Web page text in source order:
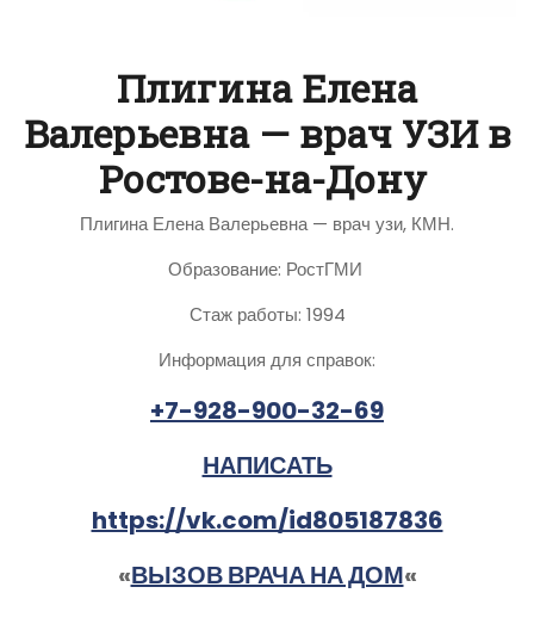
Плигина Елена
Валерьевна — врач УЗИ в
Ростове-на-Дону
Плигина Елена Валерьевна — врач узи, КМН.
Образование: РостГМИ
Стаж работы: 1994
Информация для справок:
+7-928-900-32-69
НАПИСАТЬ
https://vk.com/id805187836
«ВЫЗОВ ВРАЧА НА ДОМ«